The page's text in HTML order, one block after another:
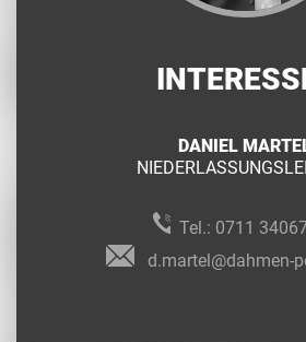
DANIEL
Tel.: 0711
d.martel@dahmen-